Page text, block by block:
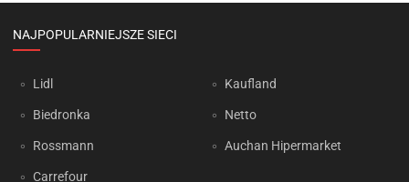
NAJPOPULARNIEJSZE SIECI
Lidl
Biedronka
Rossmann
Carrefour
Kaufland
Netto
Auchan Hipermarket